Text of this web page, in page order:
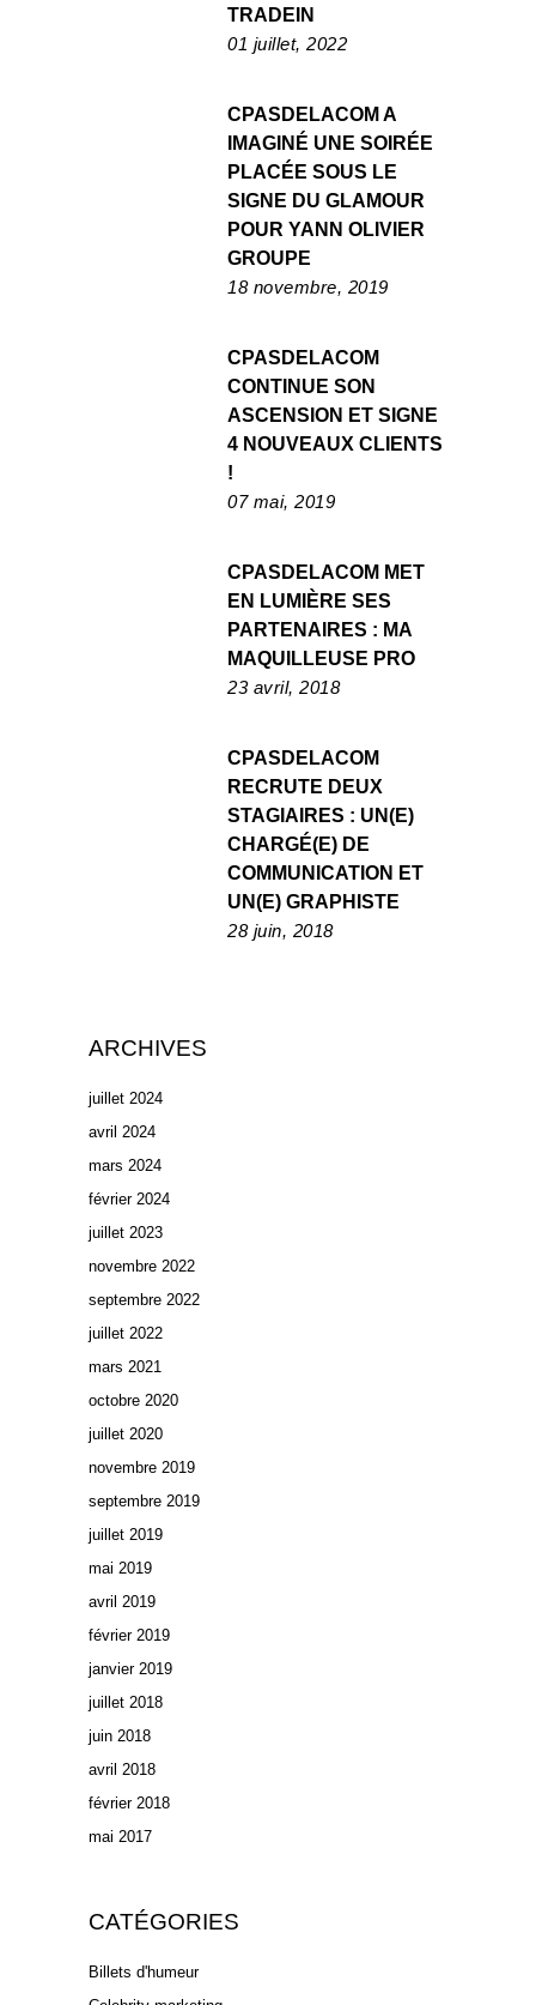
TRADEIN
01 juillet, 2022
CPASDELACOM A
IMAGINÉ UNE SOIRÉE
PLACÉE SOUS LE
SIGNE DU GLAMOUR
POUR YANN OLIVIER
GROUPE
18 novembre, 2019
CPASDELACOM
CONTINUE SON
ASCENSION ET SIGNE
4 NOUVEAUX CLIENTS
!
07 mai, 2019
CPASDELACOM MET
EN LUMIÈRE SES
PARTENAIRES : MA
MAQUILLEUSE PRO
23 avril, 2018
CPASDELACOM
RECRUTE DEUX
STAGIAIRES : UN(E)
CHARGÉ(E) DE
COMMUNICATION ET
UN(E) GRAPHISTE
28 juin, 2018
ARCHIVES
juillet 2024
avril 2024
mars 2024
février 2024
juillet 2023
novembre 2022
septembre 2022
juillet 2022
mars 2021
octobre 2020
juillet 2020
novembre 2019
septembre 2019
juillet 2019
mai 2019
avril 2019
février 2019
janvier 2019
juillet 2018
juin 2018
avril 2018
février 2018
mai 2017
CATÉGORIES
Billets d'humeur